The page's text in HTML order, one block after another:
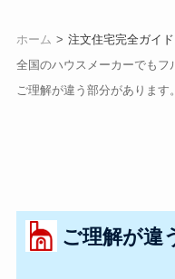
ホーム 注文住宅完全ガイド
全国のハウスメーカーでもフ
ご理解が違う部分があります。
ご理解が違